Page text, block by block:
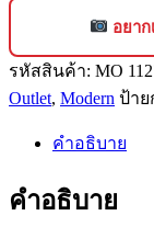
เพดาน
สไตล์
โม
ชัว
รี่
อยา
รหัสสินค้า: MO
Outlet, Modern ป้าย
คำอธิบาย
คำอธิบาย